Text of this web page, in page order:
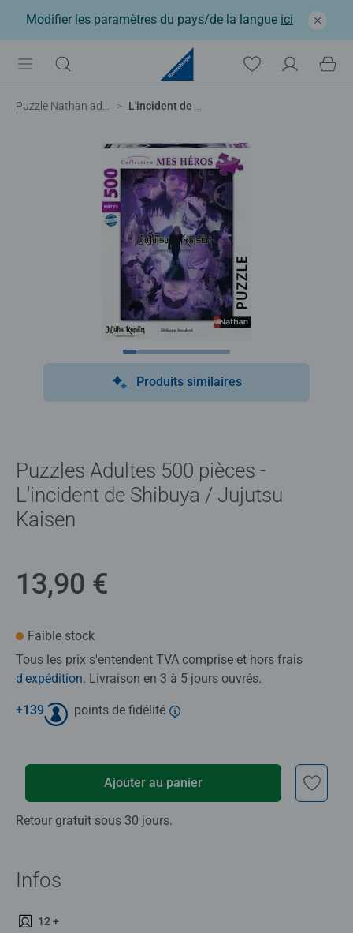
Modifier les paramètres du pays/de la langue ici
Puzzle Nathan adulte L'incident de Shibuya
Produits similaires
Puzzles Adultes 500 pièces -
L'incident de Shibuya / Jujutsu
Kaisen
13,90 €
Faible stock
Tous les prix s'entendent TVA comprise et hors frais
d'expédition. Livraison en 3 à 5 jours ouvrés.
+139 points de fidélité
Ajouter au panier
Retour gratuit sous 30 jours.
Infos
12 +